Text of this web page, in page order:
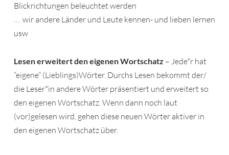
Blickrichtungen beleuchtet werden
… wir andere Länder und Leute kennen- und lieben lernen
usw
Lesen erweitert den eigenen Wortschatz – Jede*r hat
“eigene“ (Lieblings)Wörter. Durchs Lesen bekommt der/
die Leser*in andere Wörter präsentiert und erweitert so
den eigenen Wortschatz. Wenn dann noch laut
(vor)gelesen wird, gehen diese neuen Wörter aktiver in
den eigenen Wortschatz über.